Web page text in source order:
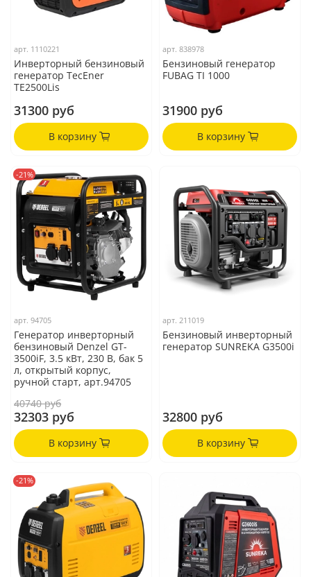
арт. 1110221
Инверторный бензиновый
генератор TecEner
TE2500Lis
31300 руб
В корзину
арт.838978
Бензиновый генератор
FUBAG TI 1000
31900 руб
В корзину
-21%
арт.94705
Генератор инверторный
бензиновый Denzel GT-
3500iF, 3.5 кВт, 230 В, бак 5
л, открытый корпус,
ручной старт, арт.94705
40740 руб
32303 руб
В корзину
арт. 211019
Бензиновый инверторный
генератор SUNREKA G3500i
32800 руб
В корзину
-21%